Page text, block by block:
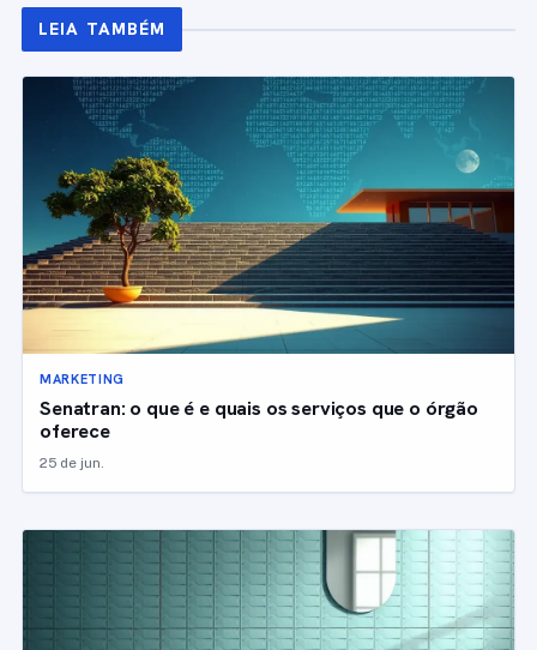
LEIA TAMBÉM
MARKETING
Senatran: o que é e quais os serviços que o órgão
oferece
25 de jun.